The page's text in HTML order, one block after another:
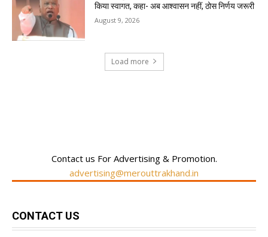
किया स्वागत, कहा- अब आश्वासन नहीं, ठोस निर्णय जरूरी
August 9, 2026
Load more
Contact us For Advertising & Promotion.
advertising@merouttrakhand.in
CONTACT US